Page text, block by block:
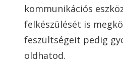
kommunikációs
felkészülését is
feszültségeit pedig
oldhatod.